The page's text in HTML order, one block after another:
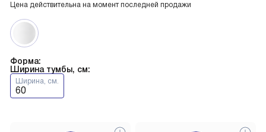
Форма:
Ширина тумбы, см:
Ширина, см.
60
Цена действительна на момент последней продажи